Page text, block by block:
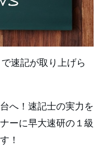
で速記が取り上げら
へ！速記士の実力を
ーに早大速研の１級
！